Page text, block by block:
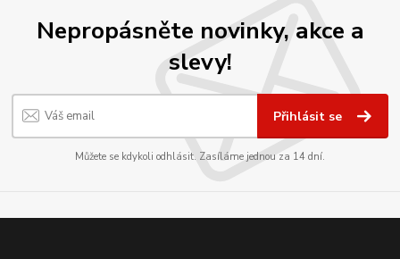
Nepropásněte novinky, akce a
slevy!
Přihlásit se
Můžete se kdykoli odhlásit. Zasíláme jednou za 14 dní.